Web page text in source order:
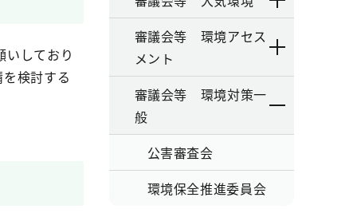
いしており
検討する
審議会等 環境アセス
メント
審議会等 環境対策一
般
公害審査会
環境保全推進委員会